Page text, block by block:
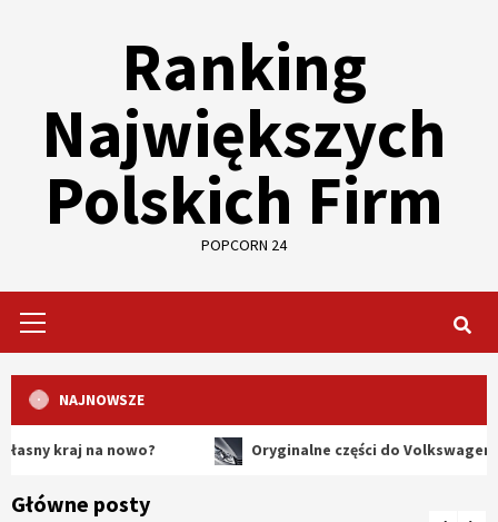
Ranking
Największych
Polskich Firm
POPCORN 24
Menu
NAJNOWSZE
na nowo? Oryginalne części do Volkswagena –
Główne posty